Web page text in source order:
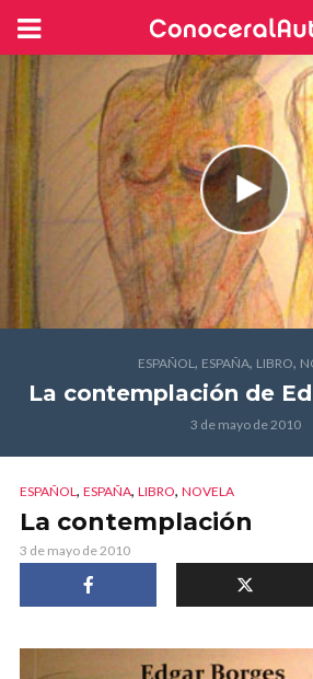
ESPAÑOL, ESPAÑA, LIBRO,
La contemplación de
3 de mayo de 2010
ESPAÑOL, ESPAÑA, LIBRO, NOVELA
La contemplación
3 de mayo de 2010